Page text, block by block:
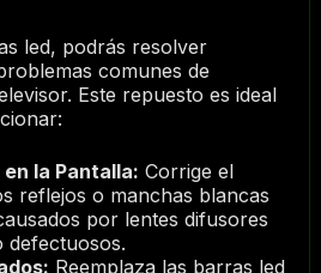
led, podrás resolver
comunes de
Este repuesto es ideal
la Pantalla: Corrige el
reflejos o manchas blancas
por lentes difusores
defectuosos.
Reemplaza las barras led